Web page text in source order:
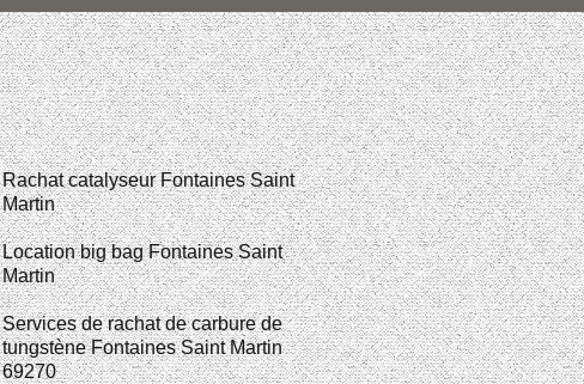
Rachat catalyseur Fontaines Saint
Martin
Location big bag Fontaines Saint
Martin
Services de rachat de carbure de
tungstène Fontaines Saint Martin
69270